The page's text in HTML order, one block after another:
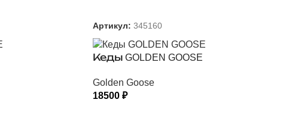
Артикул: 345160
Кеды GOLDEN GOOSE
Golden Goose
18500 ₽